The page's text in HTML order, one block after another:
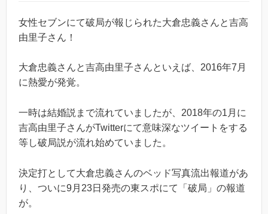
女性セブンにて破局が報じられた大倉忠義さんと吉高
由里子さん！
大倉忠義さんと吉高由里子さんといえば、2016年7月
に熱愛が発覚。
一時は結婚説まで流れていましたが、2018年の1月に
吉高由里子さんがTwitterにて意味深なツイートをする
等し破局説が流れ始めていました。
決定打として大倉忠義さんのベッド写真流出報道があ
り、ついに9月23日発売の東スポにて「破局」の報道
が。